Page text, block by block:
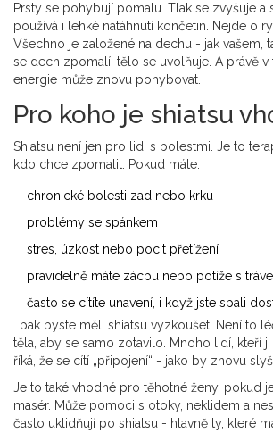
Prsty se pohybují pomalu. Tlak se zvyšuje a
používá i lehké natáhnutí končetin. Nejde o
Všechno je založené na dechu - jak vašem,
se dech zpomalí, tělo se uvolňuje. A právě
energie může znovu pohybovat.
Pro koho je shiatsu
Shiatsu není jen pro lidi s bolestmi. Je to
kdo chce zpomalit. Pokud máte:
chronické bolesti zad nebo krku
problémy se spánkem
stres, úzkost nebo pocit přetížení
pravidelně máte zácpu nebo potíže s
často se cítíte unavení, i když jste spali
…pak byste měli shiatsu vyzkoušet. Není to
těla, aby se samo zotavilo. Mnoho lidí, kteří ji
říká, že se cítí „připojení“ - jako by znovu
Je to také vhodné pro těhotné ženy, pokud
masér. Může pomoci s otoky, neklidem a
často uklidňují po shiatsu - hlavně ty, které